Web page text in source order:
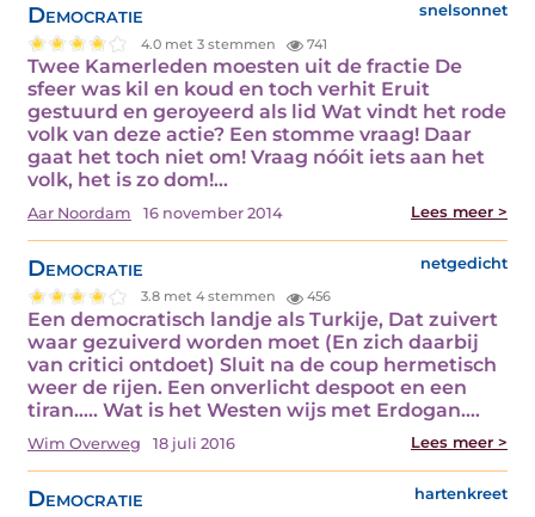
Democratie snelsonnet
4.0 met 3 stemmen 741
Twee Kamerleden moesten uit de fractie De
sfeer was kil en koud en toch verhit Eruit
gestuurd en geroyeerd als lid Wat vindt het rode
volk van deze actie? Een stomme vraag! Daar
gaat het toch niet om! Vraag nóóit iets aan het
volk, het is zo dom!…
Aar Noordam 16 november 2014 Lees meer >
Democratie netgedicht
3.8 met 4 stemmen 456
Een democratisch landje als Turkije, Dat zuivert
waar gezuiverd worden moet (En zich daarbij
van critici ontdoet) Sluit na de coup hermetisch
weer de rijen. Een onverlicht despoot en een
tiran….. Wat is het Westen wijs met Erdogan.…
Wim Overweg 18 juli 2016 Lees meer >
Democratie hartenkreet